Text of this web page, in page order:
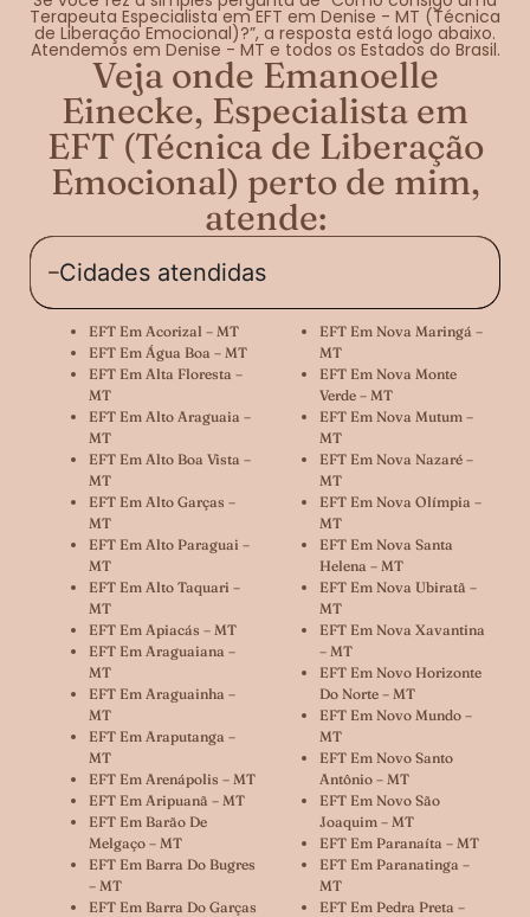
Terapeuta Especialista em EFT em Denise - MT (Técnica
de Liberação Emocional)?”, a resposta está logo abaixo.
Atendemos em Denise - MT e todos os Estados do Brasil.
Veja onde Emanoelle
Einecke, Especialista em
EFT (Técnica de Liberação
Emocional) perto de mim,
atende:
Cidades atendidas
EFT Em Acorizal – MT
EFT Em Água Boa – MT
EFT Em Alta Floresta –
MT
EFT Em Alto Araguaia –
MT
EFT Em Alto Boa Vista –
MT
EFT Em Alto Garças –
MT
EFT Em Alto Paraguai –
MT
EFT Em Alto Taquari –
MT
EFT Em Apiacás – MT
EFT Em Araguaiana –
MT
EFT Em Araguainha –
MT
EFT Em Araputanga –
MT
EFT Em Arenápolis – MT
EFT Em Aripuanã – MT
EFT Em Barão De
Melgaço – MT
EFT Em Barra Do Bugres
– MT
EFT Em Barra Do Garças
EFT Em Nova Maringá –
MT
EFT Em Nova Monte
Verde – MT
EFT Em Nova Mutum –
MT
EFT Em Nova Nazaré –
MT
EFT Em Nova Olímpia –
MT
EFT Em Nova Santa
Helena – MT
EFT Em Nova Ubiratã –
MT
EFT Em Nova Xavantina
– MT
EFT Em Novo Horizonte
Do Norte – MT
EFT Em Novo Mundo –
MT
EFT Em Novo Santo
Antônio – MT
EFT Em Novo São
Joaquim – MT
EFT Em Paranaíta – MT
EFT Em Paranatinga –
MT
EFT Em Pedra Preta –